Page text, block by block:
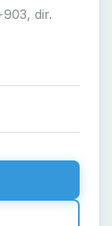
dir.